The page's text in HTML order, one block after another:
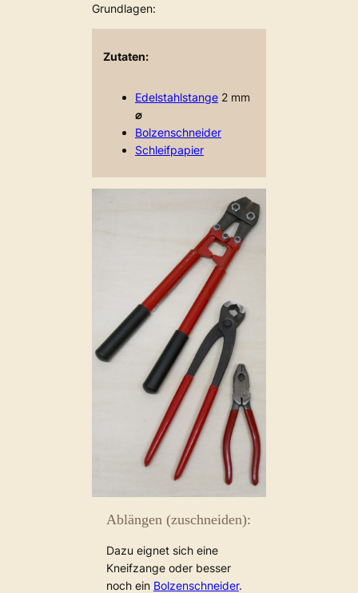
Grundlagen:
Zutaten:
Edelstahlstange2 mm
⌀
Bolzenschneider
Schleifpapier
Ablängen (zuschneiden):
Dazu eignet sich eine
Kneifzange oder besser
noch ein Bolzenschneider.